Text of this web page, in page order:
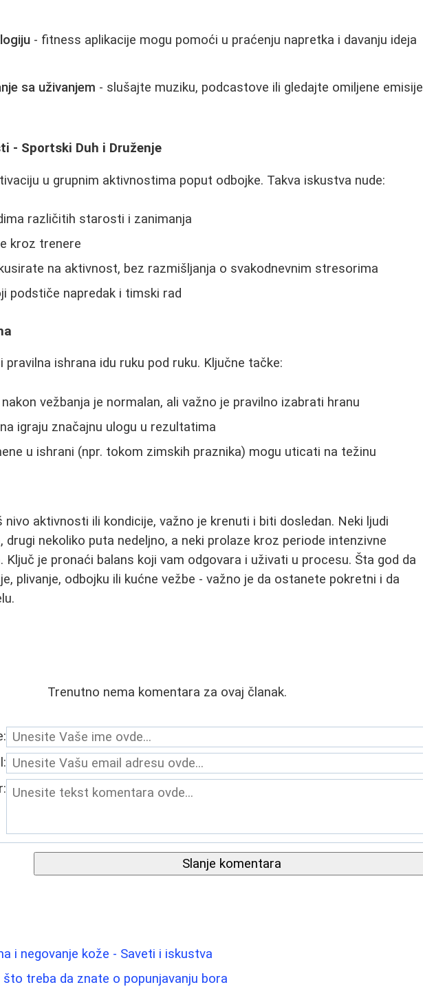
- fitness aplikacije mogu pomoći u praćenju napretka i davanju ideja
sa uživanjem - slušajte muziku, podcastove ili gledajte omiljene emisije
- Sportski Duh i Druženje
u grupnim aktivnostima poput odbojke. Takva iskustva nude:
različitih starosti i zanimanja
kroz trenere
na aktivnost, bez razmišljanja o svakodnevnim stresorima
podstiče napredak i timski rad
pravilna ishrana idu ruku pod ruku. Ključne tačke:
vežbanja je normalan, ali važno je pravilno izabrati hranu
igraju značajnu ulogu u rezultatima
u ishrani (npr. tokom zimskih praznika) mogu uticati na težinu
nivo aktivnosti ili kondicije, važno je krenuti i biti dosledan. Neki ljudi
drugi nekoliko puta nedeljno, a neki prolaze kroz periode intenzivne
Ključ je pronaći balans koji vam odgovara i uživati u procesu. Šta god da
plivanje, odbojku ili kućne vežbe - važno je da ostanete pokretni i da
Trenutno nema komentara za ovaj članak.
Slanje komentara
i negovanje kože - Saveti i iskustva
što treba da znate o popunjavanju bora